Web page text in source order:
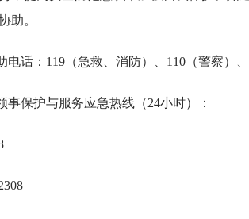
助。
电话：119（急救、消防）、110（警察）
事保护与服务应急热线（24小时）：